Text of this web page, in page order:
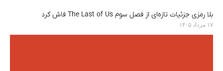
بلا رمزی جزئیات تازه‌ای از فصل سوم The Last of Us فاش کرد
۱۷ مرداد ۱۴۰۵